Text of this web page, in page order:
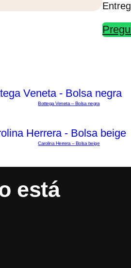
Bottega Veneta – Bolsa negra
Carolina Herrera – Bolsa beige
está